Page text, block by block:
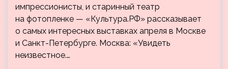
импрессионисты, и старинный театр
на фотопленке — «Культура.РФ» рассказывает
о самых интересных выставках апреля в Москве
и Санкт-Петербурге. Москва: «Увидеть
неизвестное.…